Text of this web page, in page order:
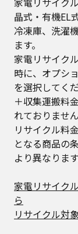
晶式・有機EL
冷凍庫、洗濯
ます。
家電リサイク
時に、オプシ
を選択してく
＋収集運搬料
れておりません
リサイクル料
となる商品の
より異なります
家電リサイク
ら
リサイクル対